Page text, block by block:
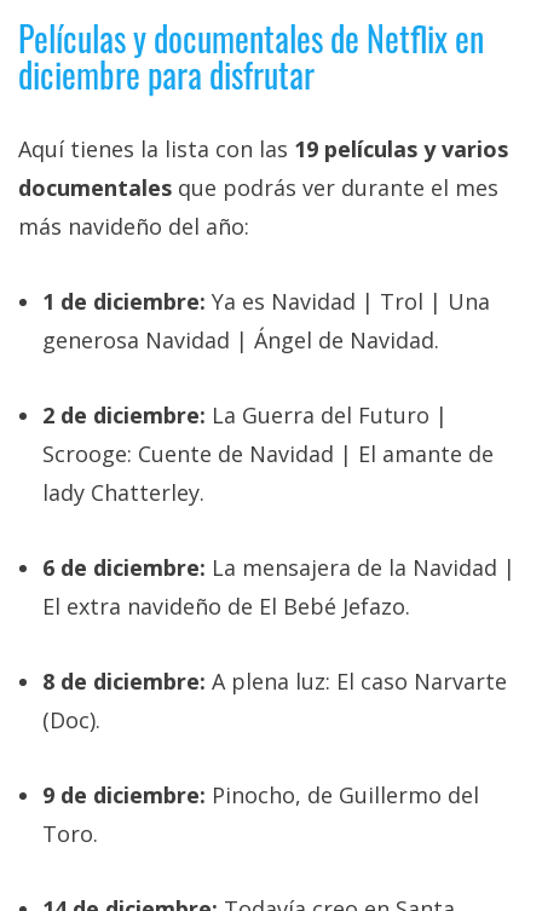
Películas y documentales de Netflix en
diciembre para disfrutar
Aquí tienes la lista con las 19 películas y varios
documentales que podrás ver durante el mes
más navideño del año:
1 de diciembre: Ya es Navidad | Trol | Una
generosa Navidad | Ángel de Navidad.
2 de diciembre: La Guerra del Futuro |
Scrooge: Cuente de Navidad | El amante de
lady Chatterley.
6 de diciembre: La mensajera de la Navidad |
El extra navideño de El Bebé Jefazo.
8 de diciembre: A plena luz: El caso Narvarte
(Doc).
9 de diciembre: Pinocho, de Guillermo del
Toro.